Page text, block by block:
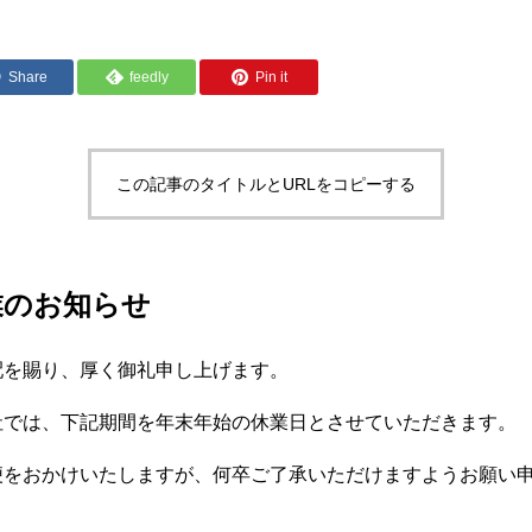
Share feedly Pin it
この記事のタイトルとURLをコピーする
お知らせ
賜り、厚く御礼申し上げます。
は、下記期間を年末年始の休業日とさせていただきます。
おかけいたしますが、何卒ご了承いただけますようお願い